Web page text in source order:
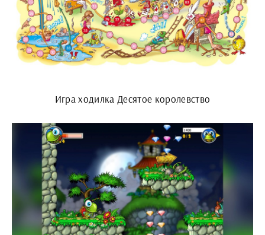
Игра ходилка Десятое королевство